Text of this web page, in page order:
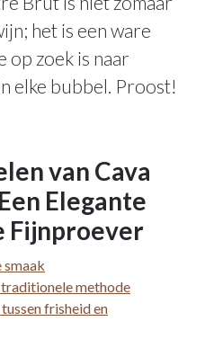
het is een ware
op zoek is naar
elke bubbel. Proost!
van Cava
Elegante
Fijnproever
smaak
methode
frisheid en